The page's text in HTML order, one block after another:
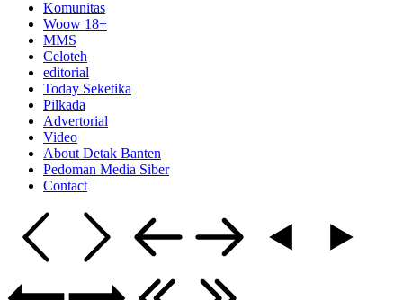
Komunitas
Woow 18+
MMS
Celoteh
editorial
Today Seketika
Pilkada
Advertorial
Video
About Detak Banten
Pedoman Media Siber
Contact